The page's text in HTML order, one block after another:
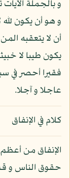
و بالجملة
و هو أن يكون لله
أن لا يتعقبه
يكون طيبا لا
فقيرا أحصر في
عاجلا و آجلا.
كلام في الإنفاق
الإنفاق من أعظم
حقوق الناس و قد